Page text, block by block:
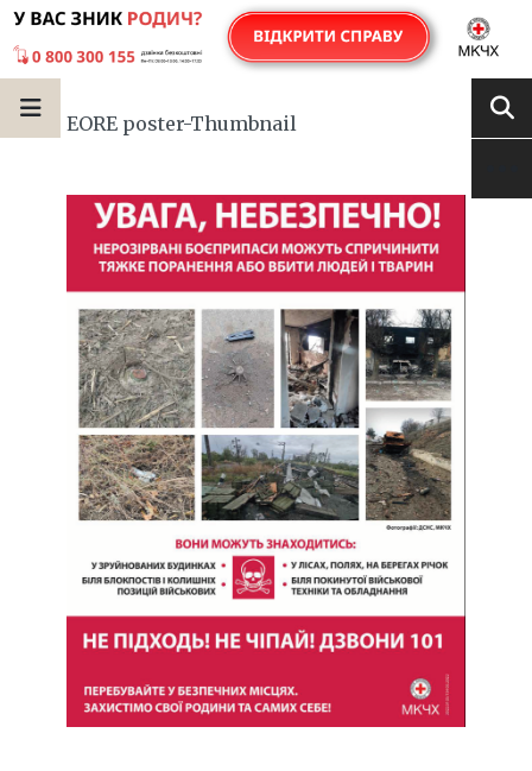
EORE poster-Thumbnail